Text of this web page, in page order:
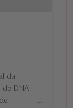
da
DNA-
...